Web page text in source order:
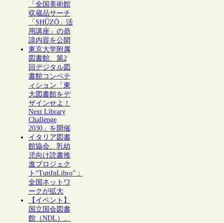
「全国美術館
収蔵品サーチ
「SHŪZŌ」活
用講座」の鼎
談内容を公開
東京大学附属
図書館、第2
回デジタル図
書館コンペテ
ィション「東
大図書館をデ
ザインせよ！
Next Library
Challenge
2030」を開催
イタリア図書
館協会、乳幼
児向け読書推
進プロジェク
ト“TuttInLibro”：
全国ネットワ
ークが拡大
【イベント】
国立国会図書
館（NDL）、